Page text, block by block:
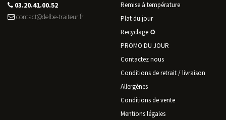
03.20.41.00.52
contact@delbe-traiteur.fr
Remise à température
Plat du jour
Recyclage ♻️
PROMO DU JOUR
Contactez nous
Conditions de retrait / livraison
Allergènes
Conditions de vente
Mentions légales